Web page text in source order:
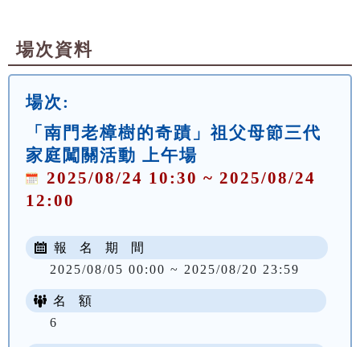
場次資料
場次:
「南門老樟樹的奇蹟」祖父母節三代
家庭闖關活動 上午場
2025/08/24 10:30 ~ 2025/08/24
12:00
報 名 期 間
2025/08/05 00:00 ~ 2025/08/20 23:59
名 額
6